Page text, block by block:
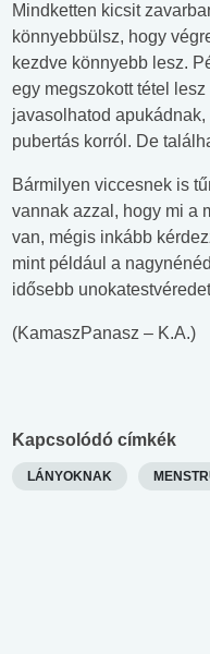
Mindketten kicsit
könnyebbülsz, hogy
kezdve könnyebb lesz.
egy megszokott tétel
javasolhatod
pubertás korról. De
Bármilyen viccesnek is
vannak azzal, hogy mi a
van, mégis inkább
mint például a
idősebb
(KamaszPanasz – K.A.)
Kapcsolódó címkék
LÁNYOKNAK